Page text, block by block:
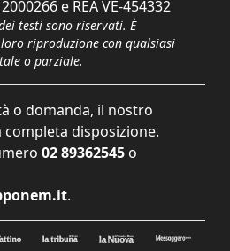
e REA VE-454332
testi sono riservati. È
riproduzione con qualsiasi
o parziale.
o domanda, il nostro
disposizione.
02 89362545 o
.